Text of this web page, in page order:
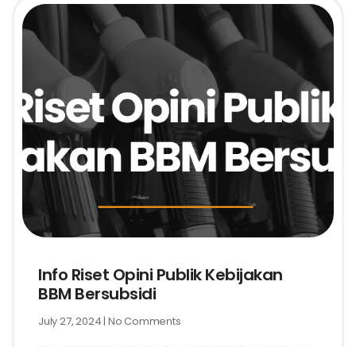
Info Riset Opini Publik Kebijakan
BBM Bersubsidi
July 27, 2024 No Comments